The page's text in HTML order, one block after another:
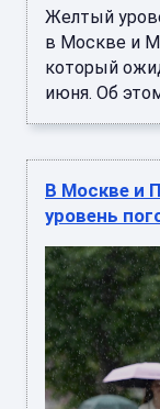
Желтый
в Москве и
который
июня. Об
В Москве и
уровень